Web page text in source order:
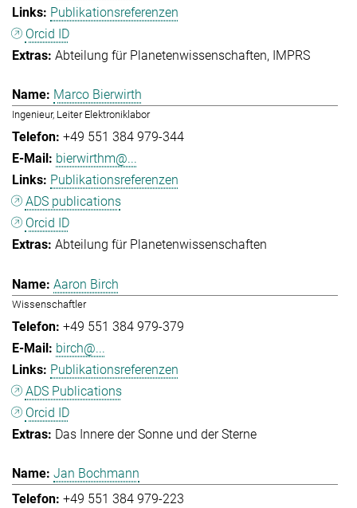
Publikationsreferenzen
Orcid ID
Abteilung für Planetenwissenschaften IMPRS
Marco Bierwirth
Ingenieur, Leiter Elektroniklabor
+49 551 384 979-344
bierwirthm@...
Publikationsreferenzen
ADS publications
Orcid ID
Abteilung für Planetenwissenschaften
Aaron Birch
Wissenschaftler
+49 551 384 979-379
birch@...
Publikationsreferenzen
ADS Publications
Orcid ID
Das Innere der Sonne und der Sterne
Jan Bochmann
+49 551 384 979-223